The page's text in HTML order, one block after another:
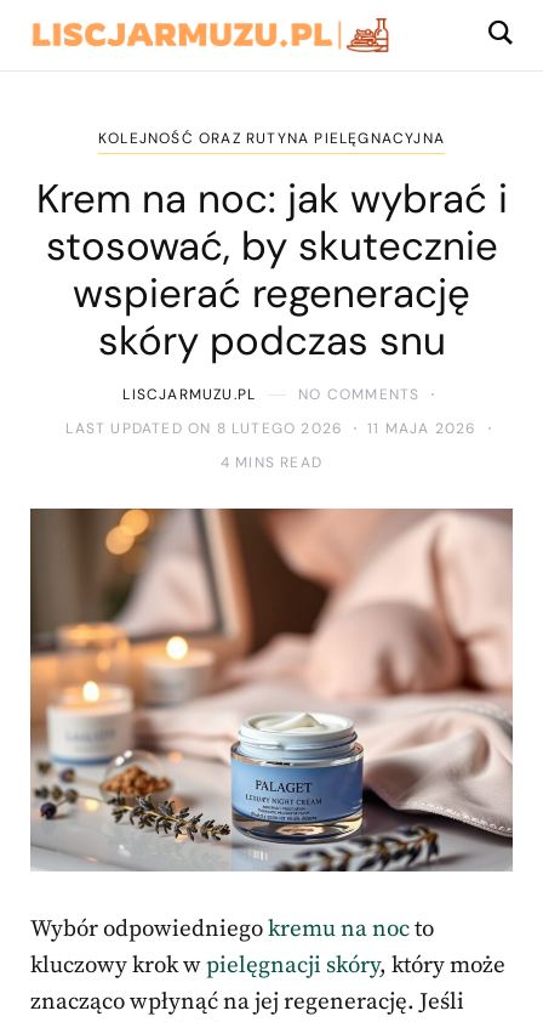
KOLEJNOŚĆ ORAZ RUTYNA PIELĘGNACYJNA
Krem na noc: jak wybrać i
stosować, by skutecznie
wspierać regenerację
skóry podczas snu
LISCJARMUZU.PL
NO COMMENTS
LAST UPDATED ON 8 LUTEGO 2026
11 MAJA 2026
4 MINS READ
Wybór odpowiedniegokremu na nocto
kluczowy krok wpielęgnacji skóry, który może
znacząco wpłynąć na jej regenerację. Jeśli